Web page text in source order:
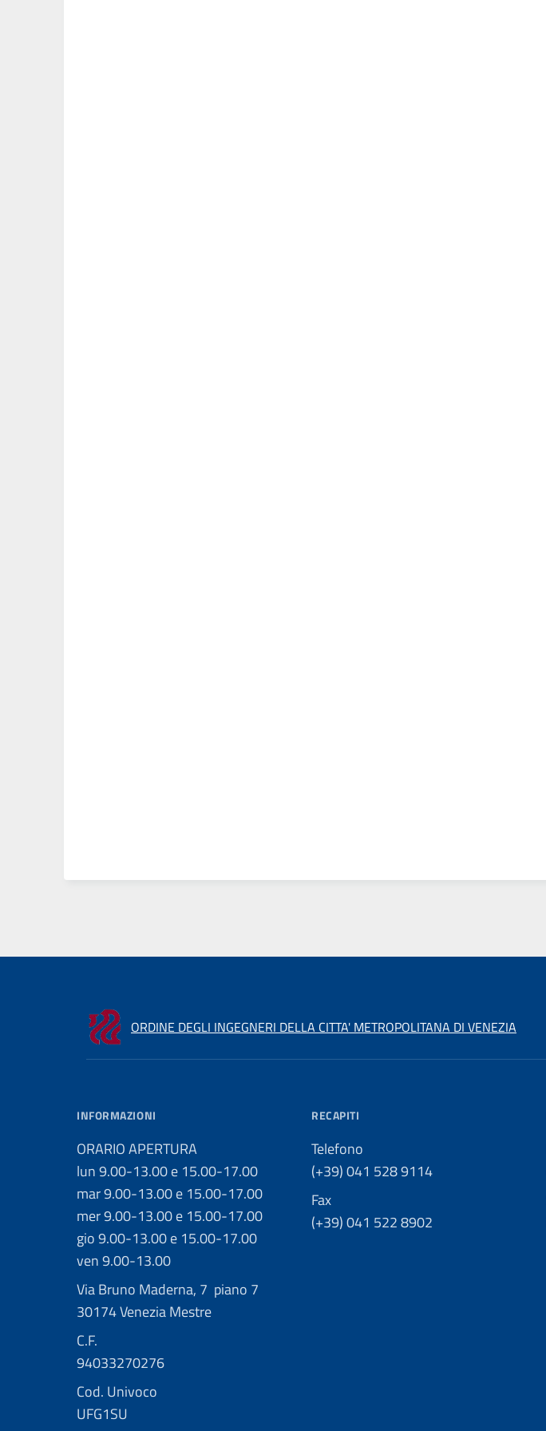
ORDINE DEGLI INGEGNERI DELLA CITTA' METROPOLITANA DI VENEZIA
INFORMAZIONI
ORARIO APERTURA
lun 9.00-13.00 e 15.00-17.00
mar 9.00-13.00 e 15.00-17.00
mer 9.00-13.00 e 15.00-17.00
gio 9.00-13.00 e 15.00-17.00
ven 9.00-13.00
Via Bruno Maderna, 7 piano 7
30174 Venezia Mestre
C.F.
94033270276
Cod. Univoco
UFG1SU
RECAPITI
Telefono
(+39) 041 528 9114
Fax
(+39) 041 522 8902